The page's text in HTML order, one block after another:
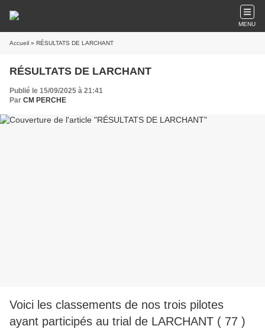
MENU
Accueil » RÉSULTATS DE LARCHANT
RÉSULTATS DE LARCHANT
Publié le 15/09/2025 à 21:41
Par CM PERCHE
Voici les classements de nos trois pilotes
ayant participés au trial de LARCHANT ( 77 )